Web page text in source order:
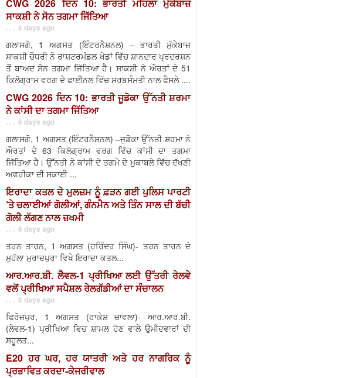
CWG 2026 ਦਿਨ 10: ਭਾਰਤੀ ਮਹਿਲਾ ਮੁੱਕੇਬਾਜ਼
ਸਾਕਸ਼ੀ ਨੇ ਸੋਨ ਤਗਮਾ ਜਿੱਤਿਆ
. . . 6 days ago
ਗਲਾਸਗੋ, 1 ਅਗਸਤ (ਇੰਟਰਨੈਸ਼ਨਲ) – ਭਾਰਤੀ ਮੁੱਕੇਬਾਜ਼
ਸਾਕਸ਼ੀ ਚੌਧਰੀ ਨੇ ਰਾਸ਼ਟਰਮੰਡਲ ਖੇਡਾਂ ਵਿੱਚ ਸ਼ਾਨਦਾਰ ਪ੍ਰਦਰਸ਼ਨ
ਤੋਂ ਬਾਅਦ ਸੋਨ ਤਗਮਾ ਜਿੱਤਿਆ ਹੈ। ਸਾਕਸ਼ੀ ਨੇ ਔਰਤਾਂ ਦੇ 51
ਕਿਲੋਗ੍ਰਾਮ ਵਰਗ ਦੇ ਫਾਈਨਲ ਵਿੱਚ ਸਰਬਸੰਮਤੀ ਨਾਲ ਫੈਸਲੇ ....
CWG 2026 ਦਿਨ 10: ਭਾਰਤੀ ਜੂਡੋਕਾ ਉੱਨਤੀ ਸ਼ਰਮਾ
ਨੇ ਕਾਂਸੀ ਦਾ ਤਗਮਾ ਜਿੱਤਿਆ
. . . 6 days ago
ਗਲਾਸਗੋ, 1 ਅਗਸਤ (ਇੰਟਰਨੈਸ਼ਨਲ) –ਜੁਡੋਕਾ ਉੱਨਤੀ ਸ਼ਰਮਾ ਨੇ
ਔਰਤਾਂ ਦੇ 63 ਕਿਲੋਗ੍ਰਾਮ ਵਰਗ ਵਿੱਚ ਕਾਂਸੀ ਦਾ ਤਗਮਾ
ਜਿੱਤਿਆ ਹੈ। ਉੱਨਤੀ ਨੇ ਕਾਂਸੀ ਦੇ ਤਗਮੇ ਦੇ ਮੁਕਾਬਲੇ ਵਿੱਚ ਦੱਖਣੀ
ਅਫਰੀਕਾ ਦੀ ਸਕਾਈ ...
ਇਰਾਦਾ ਕਤਲ ਦੇ ਮੁਲਜ਼ਮ ਨੂੰ ਫ਼ੜਨ ਗਈ ਪੁਲਿਸ ਪਾਰਟੀ
’ਤੇ ਚਲਾਈਆਂ ਗੋਲੀਆਂ, ਗੰਨਮੈਨ ਅਤੇ ਤਿੰਨ ਸਾਲ ਦੀ ਬੱਚੀ
ਗੋਲੀ ਲੱਗਣ ਨਾਲ ਜ਼ਖਮੀ
. . . 6 days ago
ਤਰਨ ਤਾਰਨ, 1 ਅਗਸਤ (ਹਰਿੰਦਰ ਸਿੰਘ)- ਤਰਨ ਤਾਰਨ ਦੇ
ਮੁਹੱਲਾ ਮੁਰਾਦਪੁਰਾ ਵਿਖੇ ਇਰਾਦਾ ਕਤਲ...
ਆਰ.ਆਰ.ਬੀ. ਲੈਵਲ-1 ਪ੍ਰੀਖਿਆ ਲਈ ਉੱਤਰੀ ਰੇਲਵੇ
ਵਲੋਂ ਪ੍ਰੀਖਿਆ ਸਪੈਸ਼ਲ ਰੇਲਗੱਡੀਆਂ ਦਾ ਸੰਚਾਲਨ
. . . 6 days ago
ਫਿਰੋਜ਼ਪੁਰ, 1 ਅਗਸਤ (ਰਾਕੇਸ਼ ਚਾਵਲਾ)- ਆਰ.ਆਰ.ਬੀ.
(ਲੇਵਲ-1) ਪ੍ਰੀਖਿਆ ਵਿਚ ਸ਼ਾਮਲ ਹੋਣ ਵਾਲੇ ਉਮੀਦਵਾਰਾਂ ਦੀ
ਸਹੂਲਤ...
E20 ਹਰ ਘਰ, ਹਰ ਯਾਤਰੀ ਅਤੇ ਹਰ ਨਾਗਰਿਕ ਨੂੰ
ਪ੍ਰਭਾਵਿਤ ਕਰਦਾ-ਕੇਜਰੀਵਾਲ